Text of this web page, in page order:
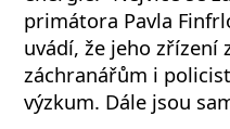
primátora Pavla
uvádí, že jeho zřízení
záchranářům i
výzkum. Dále jsou